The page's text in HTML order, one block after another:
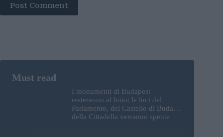
Post Comment
I monumenti di Budapest
resteranno al buio: le luci del
Parlamento, del Castello di Buda e
della Cittadella verranno spente